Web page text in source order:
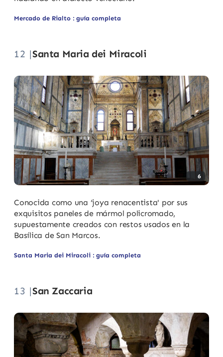
Mercado de Rialto : guía completa
12 |Santa Maria dei Miracoli
6
Conocida como una ‘joya renacentista' por sus
exquisitos paneles de mármol policromado,
supuestamente creados con restos usados en la
Basílica de San Marcos.
Santa Maria dei Miracoli : guía completa
13 |San Zaccaria